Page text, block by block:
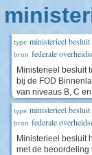
type ministerieel besluit
bron federale
Ministerieel besluit
bij de FOD
van niveaus B, C
type ministerieel besluit
bron federale
Ministerieel besluit
met de beoordeling